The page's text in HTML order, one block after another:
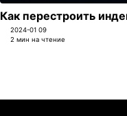
Как перестроить
2024-01 09
2 мин на чтение